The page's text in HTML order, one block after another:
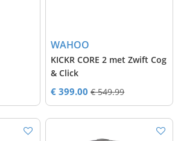
WAHOO
KICKR CORE 2 met Zwift Cog
& Click
€ 399.00 € 549.99